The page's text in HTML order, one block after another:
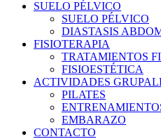
SUELO PÉLVICO
SUELO PÉLVICO
DIASTASIS
FISIOTERAPIA
TRATAMIENTOS
FISIOESTÉTICA
ACTIVIDADES
PILATES
EMBARAZO
CONTACTO